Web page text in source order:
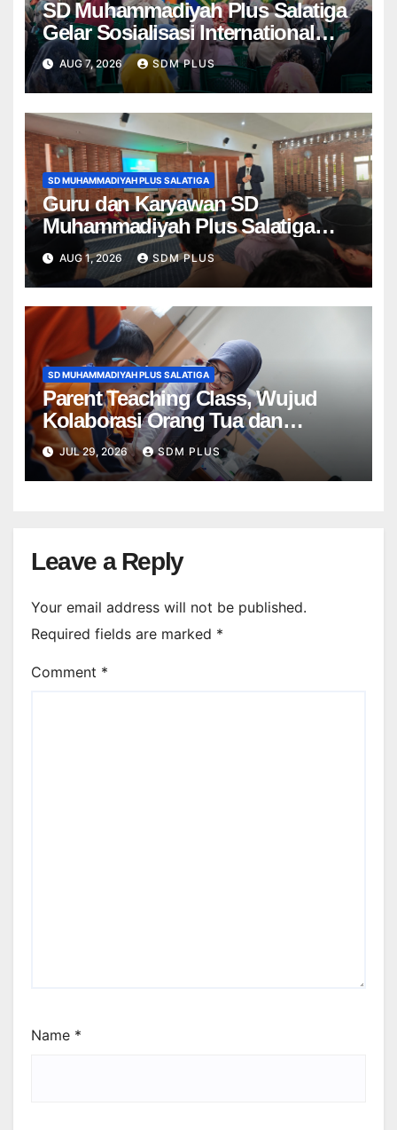
SD Muhammadiyah Plus Salatiga
Gelar Sosialisasi International
Class Program, Wali Murid Kenali
Program ICP dari Kelas 1–6
AUG 7, 2026 SDM PLUS
SD MUHAMMADIYAH PLUS SALATIGA
Guru dan Karyawan SD
Muhammadiyah Plus Salatiga
Ikuti Penguatan AIK, Jadikan Al-
Fatihah sebagai Landasan
Bekerja di Muhammadiyah
AUG 1, 2026 SDM PLUS
SD MUHAMMADIYAH PLUS SALATIGA
Parent Teaching Class, Wujud
Kolaborasi Orang Tua dan
Sekolah dalam Menghadirkan
Pembelajaran Bermakna
JUL 29, 2026 SDM PLUS
Leave a Reply
Your email address will not be published.
Required fields are marked *
Comment *
Name *